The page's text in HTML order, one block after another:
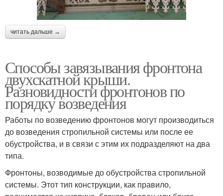
читать дальше →
Способы завязывания фронтона
двухскатной крыши.
Разновидности фронтонов по
порядку возведения
Работы по возведению фронтонов могут производиться
до возведения стропильной системы или после ее
обустройства, и в связи с этим их подразделяют на два
типа.
Фронтоны, возводимые до обустройства стропильной
системы. Этот тип конструкции, как правило,